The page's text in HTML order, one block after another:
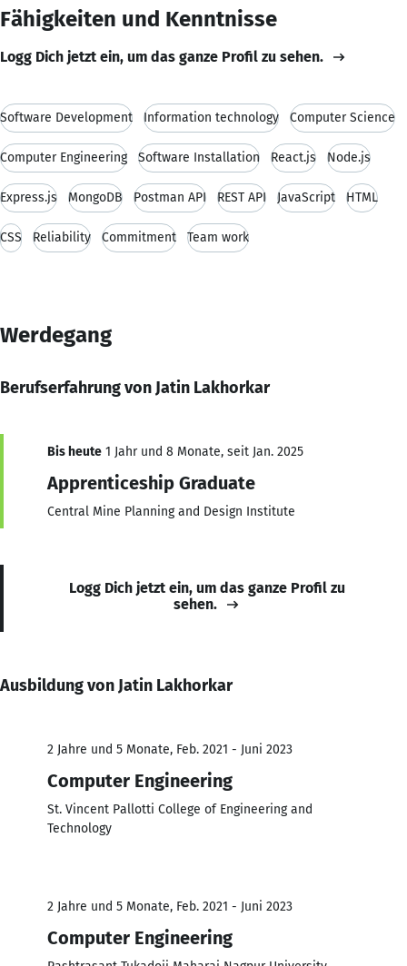
Fähigkeiten und Kenntnisse
Logg Dich jetzt ein, um das ganze Profil zu sehen.
Software Development Information technology Computer Science
Computer Engineering Software Installation React.js Node.js
Express.js MongoDB Postman API REST API JavaScript HTML
CSS Reliability Commitment Team work
Werdegang
Berufserfahrung von Jatin Lakhorkar
Bis heute 1 Jahr und 8 Monate, seit Jan. 2025
Apprenticeship Graduate
Central Mine Planning and Design Institute
Logg Dich jetzt ein, um das ganze Profil zu
sehen.
Ausbildung von Jatin Lakhorkar
2 Jahre und 5 Monate, Feb. 2021 - Juni 2023
Computer Engineering
St. Vincent Pallotti College of Engineering and
Technology
2 Jahre und 5 Monate, Feb. 2021 - Juni 2023
Computer Engineering